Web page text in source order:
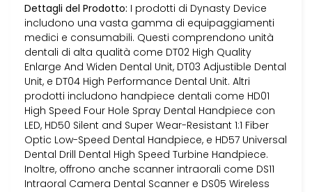
Dettagli del Prodotto: I prodotti di Dynasty Device
includono una vasta gamma di equipaggiamenti
medici e consumabili. Questi comprendono unità
dentali di alta qualità come DT02 High Quality
Enlarge And Widen Dental Unit, DT03 Adjustible Dental
Unit, e DT04 High Performance Dental Unit. Altri
prodotti includono handpiece dentali come HD01
High Speed Four Hole Spray Dental Handpiece con
LED, HD50 Silent and Super Wear-Resistant 1:1 Fiber
Optic Low-Speed Dental Handpiece, e HD57 Universal
Dental Drill Dental High Speed Turbine Handpiece.
Inoltre, offrono anche scanner intraorali come DS11
Intraoral Camera Dental Scanner e DS05 Wireless